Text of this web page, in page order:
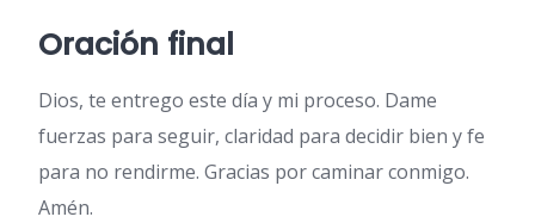
Oración final
Dios, te entrego este día y mi proceso. Dame
fuerzas para seguir, claridad para decidir bien y fe
para no rendirme. Gracias por caminar conmigo.
Amén.